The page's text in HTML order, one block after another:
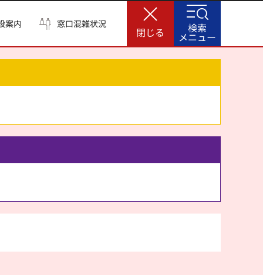
案内 窓口混雑状況
閉じる 検索
メニュー